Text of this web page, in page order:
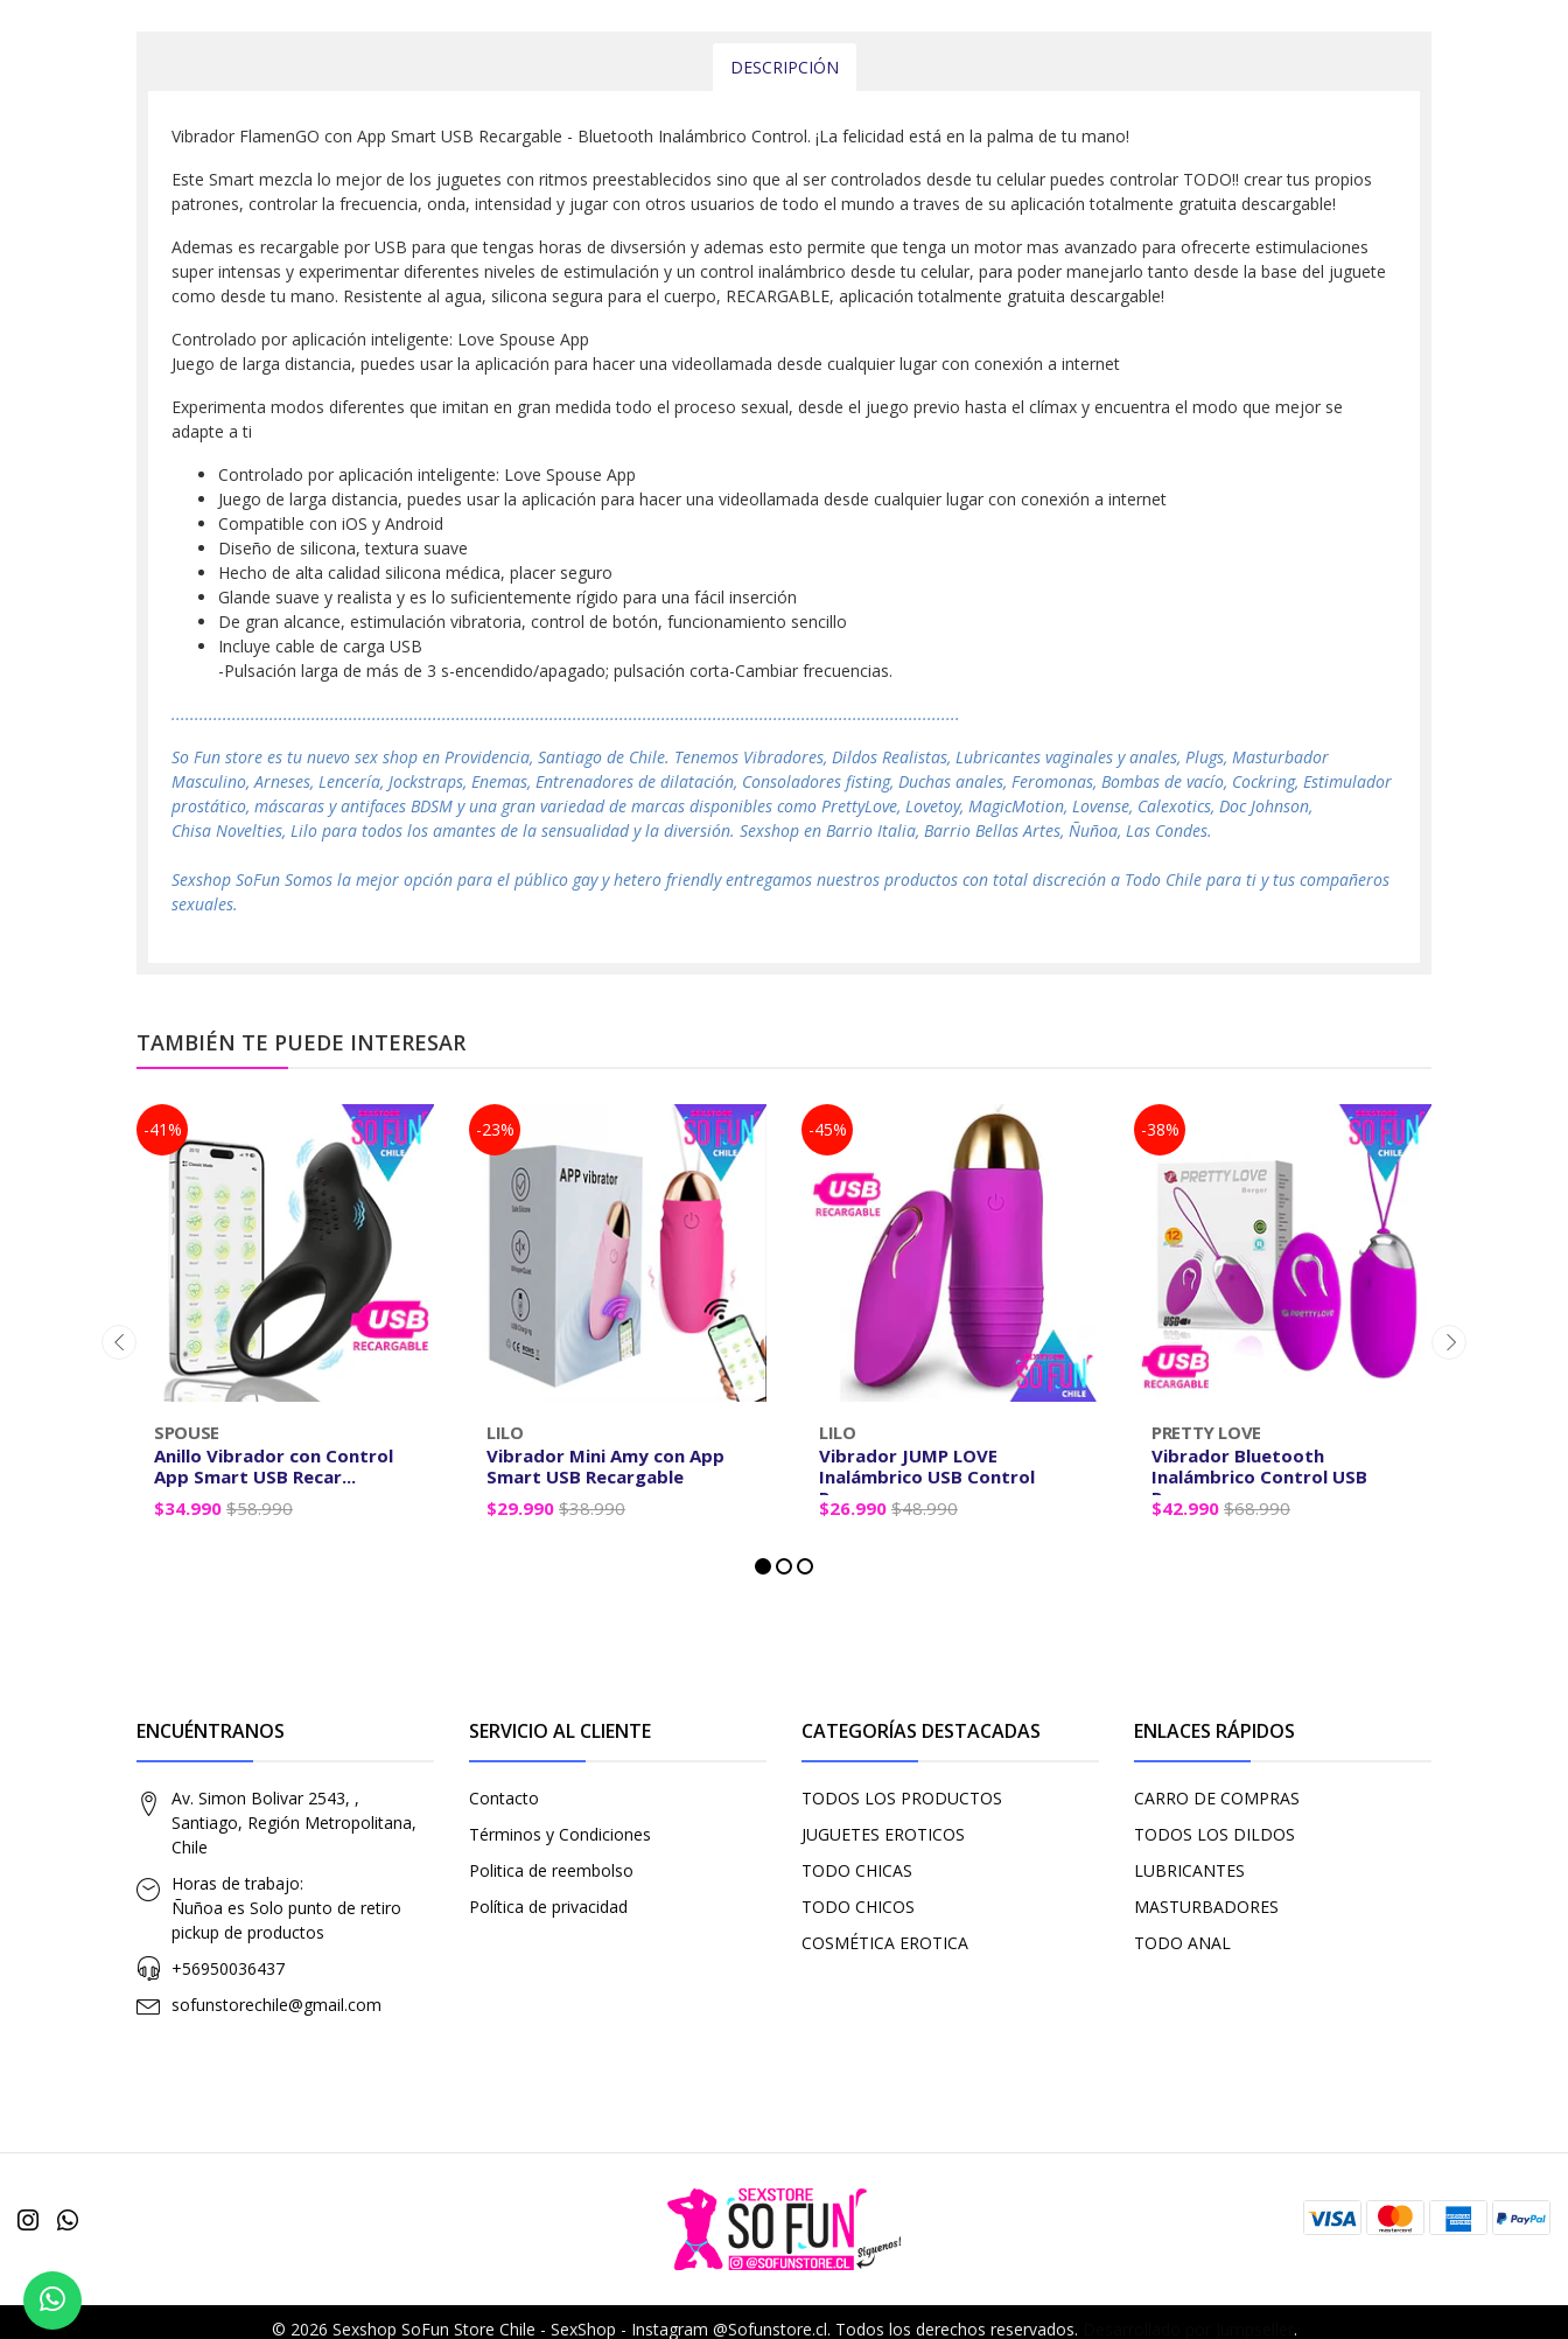
DESCRIPCIÓN
Vibrador FlamenGO con App Smart USB Recargable - Bluetooth Inalámbrico Control. ¡La felicidad está en la palma de tu mano!
Este Smart mezcla lo mejor de los juguetes con ritmos preestablecidos sino que al ser controlados desde tu celular puedes controlar TODO!! crear tus propios
patrones, controlar la frecuencia, onda, intensidad y jugar con otros usuarios de todo el mundo a traves de su aplicación totalmente gratuita descargable!
Ademas es recargable por USB para que tengas horas de divsersión y ademas esto permite que tenga un motor mas avanzado para ofrecerte estimulaciones
super intensas y experimentar diferentes niveles de estimulación y un control inalámbrico desde tu celular, para poder manejarlo tanto desde la base del juguete
como desde tu mano. Resistente al agua, silicona segura para el cuerpo, RECARGABLE, aplicación totalmente gratuita descargable!
Controlado por aplicación inteligente: Love Spouse App
Juego de larga distancia, puedes usar la aplicación para hacer una videollamada desde cualquier lugar con conexión a internet
Experimenta modos diferentes que imitan en gran medida todo el proceso sexual, desde el juego previo hasta el clímax y encuentra el modo que mejor se
adapte a ti
Controlado por aplicación inteligente: Love Spouse App
Juego de larga distancia, puedes usar la aplicación para hacer una videollamada desde cualquier lugar con conexión a internet
Compatible con iOS y Android
Diseño de silicona, textura suave
Hecho de alta calidad silicona médica, placer seguro
Glande suave y realista y es lo suficientemente rígido para una fácil inserción
De gran alcance, estimulación vibratoria, control de botón, funcionamiento sencillo
Incluye cable de carga USB
-Pulsación larga de más de 3 s-encendido/apagado; pulsación corta-Cambiar frecuencias.
.........................................................................................................................................................................
So Fun store es tu nuevo sex shop en Providencia, Santiago de Chile. Tenemos Vibradores, Dildos Realistas, Lubricantes vaginales y anales, Plugs, Masturbador
Masculino, Arneses, Lencería, Jockstraps, Enemas, Entrenadores de dilatación, Consoladores fisting, Duchas anales, Feromonas, Bombas de vacío, Cockring, Estimulador
prostático, máscaras y antifaces BDSM y una gran variedad de marcas disponibles como PrettyLove, Lovetoy, MagicMotion, Lovense, Calexotics, Doc Johnson,
Chisa Novelties, Lilo para todos los amantes de la sensualidad y la diversión. Sexshop en Barrio Italia, Barrio Bellas Artes, Ñuñoa, Las Condes.
Sexshop SoFun Somos la mejor opción para el público gay y hetero friendly entregamos nuestros productos con total discreción a Todo Chile para ti y tus compañeros
sexuales.
TAMBIÉN TE PUEDE INTERESAR
-41%
SPOUSE
Anillo Vibrador con Control
App Smart USB Recar...
-
$34.990 $58.990
-23%
LILO
Vibrador Mini Amy con App
Smart USB Recargable
-
$29.990 $38.990
-45%
LILO
Vibrador JUMP LOVE
Inalámbrico USB Control
Reca...
-
$26.990 $48.990
-38%
PRETTY LOVE
Vibrador Bluetooth
Inalámbrico Control USB
Reca...
-
$42.990 $68.990
ENCUÉNTRANOS
Av. Simon Bolivar 2543, ,
Santiago, Región Metropolitana,
Chile
Horas de trabajo:
Ñuñoa es Solo punto de retiro
pickup de productos
+56950036437
sofunstorechile@gmail.com
SERVICIO AL CLIENTE
Contacto
Términos y Condiciones
Politica de reembolso
Política de privacidad
CATEGORÍAS DESTACADAS
TODOS LOS PRODUCTOS
JUGUETES EROTICOS
TODO CHICAS
TODO CHICOS
COSMÉTICA EROTICA
ENLACES RÁPIDOS
CARRO DE COMPRAS
TODOS LOS DILDOS
LUBRICANTES
MASTURBADORES
TODO ANAL
© 2026 Sexshop SoFun Store Chile - SexShop - Instagram @Sofunstore.cl. Todos los derechos reservados. .